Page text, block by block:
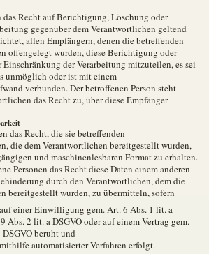
das Recht auf Berichtigung, Löschung oder
gegenüber dem Verantwortlichen geltend
allen Empfängern, denen die betreffenden
offengelegt wurden, diese Berichtigung oder
der Verarbeitung mitzuteilen, es sei
unmöglich oder ist mit einem
verbunden. Der betroffenen Person steht
das Recht zu, über diese Empfänger
das Recht, die sie betreffenden
die dem Verantwortlichen bereitgestellt wurden,
und maschinenlesbaren Format zu erhalten.
Personen das Recht diese Daten einem anderen
durch den Verantwortlichen, dem die
bereitgestellt wurden, zu übermitteln, sofern
einer Einwilligung gem. Art. 6 Abs. 1 lit. a
Abs. 2 lit. a DSGVO oder auf einem Vertrag gem.
beruht und
automatisierter Verfahren erfolgt.